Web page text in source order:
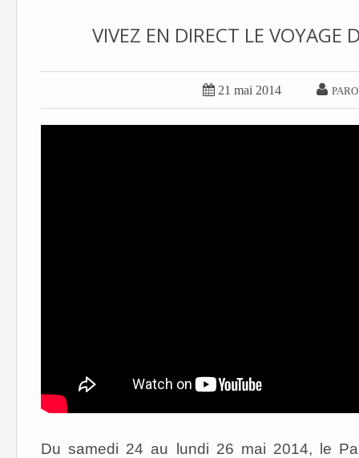
VIVEZ EN DIRECT LE VOYAGE
 21 mai 2014 
Du samedi 24 au lundi 26 mai 2014, le